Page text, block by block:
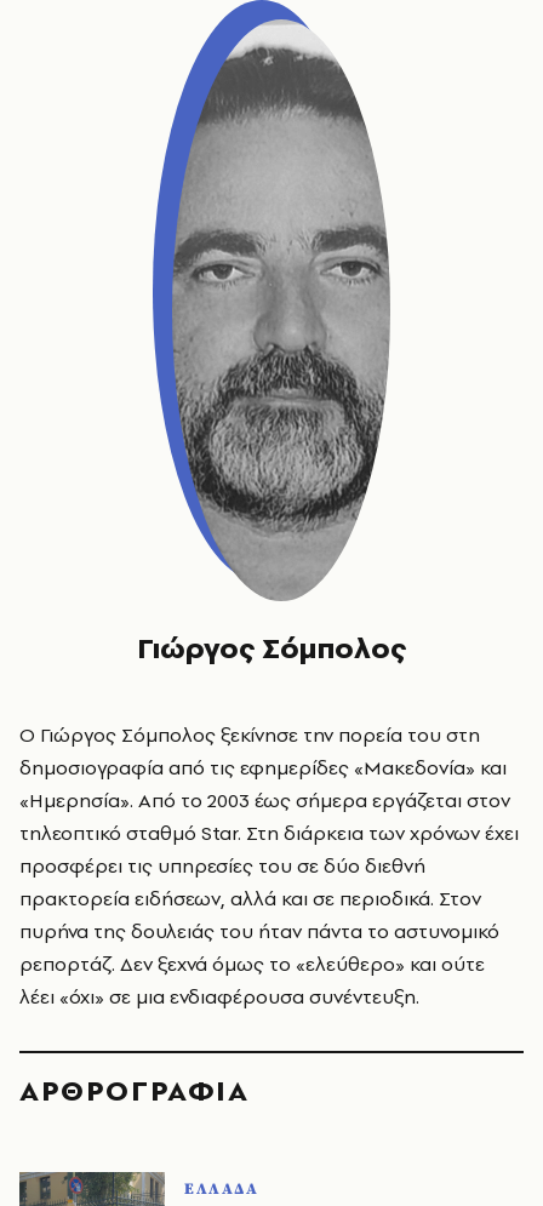
Γιώργος Σόμπολος
Ο Γιώργος Σόμπολος ξεκίνησε την πορεία του στη
δημοσιογραφία από τις εφημερίδες «Μακεδονία» και
«Ημερησία». Από το 2003 έως σήμερα εργάζεται στον
τηλεοπτικό σταθμό Star. Στη διάρκεια των χρόνων έχει
προσφέρει τις υπηρεσίες του σε δύο διεθνή
πρακτορεία ειδήσεων, αλλά και σε περιοδικά. Στον
πυρήνα της δουλειάς του ήταν πάντα το αστυνομικό
ρεπορτάζ. Δεν ξεχνά όμως το «ελεύθερο» και ούτε
λέει «όχι» σε μια ενδιαφέρουσα συνέντευξη.
ΑΡΘΡΟΓΡΑΦΙΑ
ΕΛΛΑΔΑ